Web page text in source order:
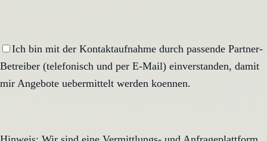
Ich bin mit der Kontaktaufnahme durch passende Partner-
Betreiber (telefonisch und per E-Mail) einverstanden, damit
mir Angebote uebermittelt werden koennen.